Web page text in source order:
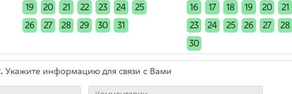
19
20 21 22 23 24
25
26
27 28 29 30 31
16
17 18 19 20 21
23
24 25 26 27 28
30
Укажите информацию для связи с Вами